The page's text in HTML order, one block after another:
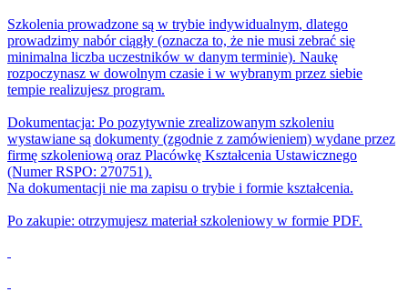
Szkolenia prowadzone są w trybie indywidualnym, dlatego
prowadzimy nabór ciągły (oznacza to, że nie musi zebrać się
minimalna liczba uczestników w danym terminie). Naukę
rozpoczynasz w dowolnym czasie i w wybranym przez siebie
tempie realizujesz program.
Dokumentacja: Po pozytywnie zrealizowanym szkoleniu
wystawiane są dokumenty (zgodnie z zamówieniem) wydane przez
firmę szkoleniową oraz Placówkę Kształcenia Ustawicznego
(Numer RSPO: 270751).
Na dokumentacji nie ma zapisu o trybie i formie kształcenia.
Po zakupie: otrzymujesz materiał szkoleniowy w formie PDF.